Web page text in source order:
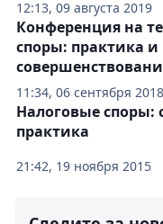
12:13, 09 августа 2019
11:34, 06 сентября 2018
Конференция на
споры: практика и
21:42, 19 ноября 2015
Налоговые споры:
практика